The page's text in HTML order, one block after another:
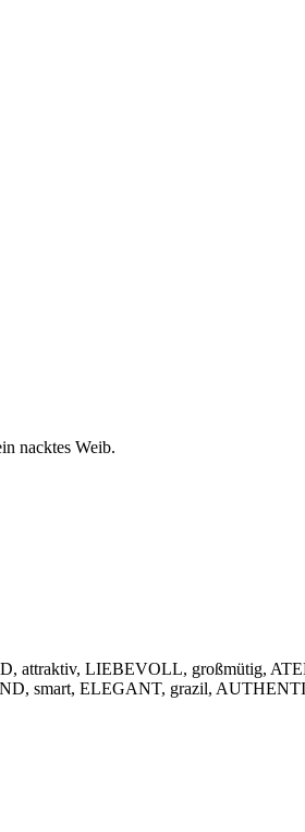
nacktes Weib.
attraktiv, LIEBEVOLL, großmütig,
smart, ELEGANT, grazil,